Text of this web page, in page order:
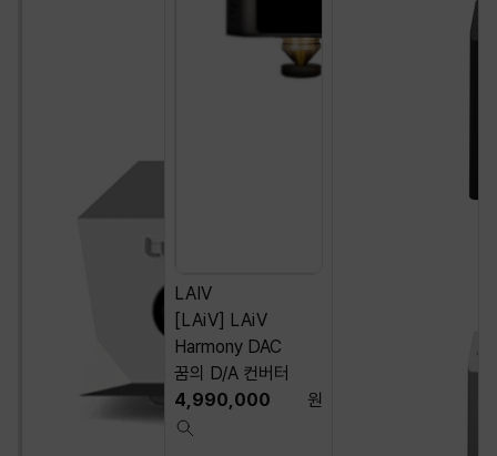
LAIV
[LAiV] LAiV
Harmony DAC
꿈의 D/A 컨버터
4,990,000
원